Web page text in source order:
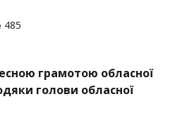
485
грамотою обласної
голови обласної